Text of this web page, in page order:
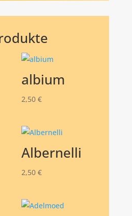
albium
2,50 €
Albernelli
2,50 €